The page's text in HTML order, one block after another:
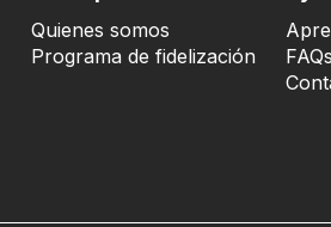
Quienes somos
Programa de fidelización
FAQs